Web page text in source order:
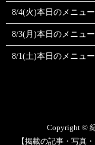
8/4(火)本日のメニュ
8/3(月)本日のメニュ
8/1(土)本日のメニュ
Copyright ©
【掲載の記事・写真